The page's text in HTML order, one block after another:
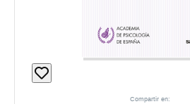
Compartir en: